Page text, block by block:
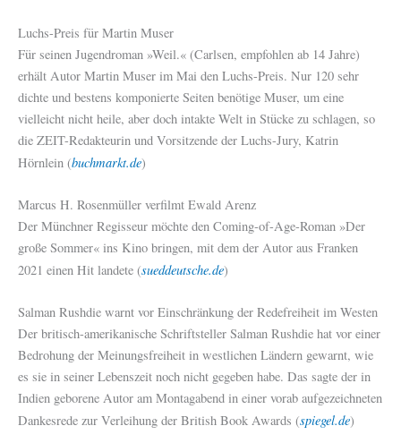
Luchs-Preis für Martin Muser
Für seinen Jugendroman »Weil.« (Carlsen, empfohlen ab 14 Jahre)
erhält Autor Martin Muser im Mai den Luchs-Preis. Nur 120 sehr
dichte und bestens komponierte Seiten benötige Muser, um eine
vielleicht nicht heile, aber doch intakte Welt in Stücke zu schlagen, so
die ZEIT-Redakteurin und Vorsitzende der Luchs-Jury, Katrin
Hörnlein (buchmarkt.de)
Marcus H. Rosenmüller verfilmt Ewald Arenz
Der Münchner Regisseur möchte den Coming-of-Age-Roman »Der
große Sommer« ins Kino bringen, mit dem der Autor aus Franken
2021 einen Hit landete (sueddeutsche.de)
Salman Rushdie warnt vor Einschränkung der Redefreiheit im Westen
Der britisch-amerikanische Schriftsteller Salman Rushdie hat vor einer
Bedrohung der Meinungsfreiheit in westlichen Ländern gewarnt, wie
es sie in seiner Lebenszeit noch nicht gegeben habe. Das sagte der in
Indien geborene Autor am Montagabend in einer vorab aufgezeichneten
Dankesrede zur Verleihung der British Book Awards (spiegel.de)